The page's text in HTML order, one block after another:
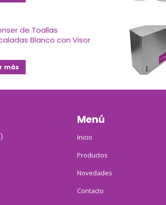
de Toallas
Blanco con Visor
más
Menú
Inicio
Productos
Novedades
Contacto